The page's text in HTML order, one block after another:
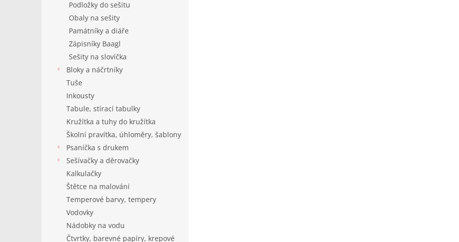
Podložky do sešitu
Obaly na sešity
Památníky a diáře
Zápisníky Baagl
Sešity na slovíčka
Bloky a náčrtníky
Tuše
Inkousty
Tabule, stírací tabulky
Kružítka a tuhy do kružítka
Školní pravítka, úhloměry, šablony
Psaníčka s drukem
Sešívačky a děrovačky
Kalkulačky
Štětce na malování
Temperové barvy, tempery
Vodovky
Nádobky na vodu
Čtvrtky, barevné papíry, krepové